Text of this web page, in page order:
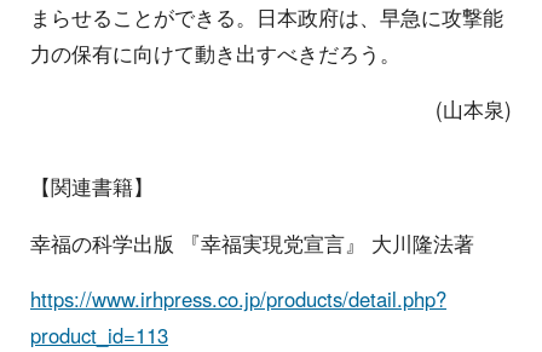
まらせることができる。日本政府は、早急に攻撃能
力の保有に向けて動き出すべきだろう。
(山本泉)
【関連書籍】
幸福の科学出版 『幸福実現党宣言』 大川隆法著
https://www.irhpress.co.jp/products/detail.php?
product_id=113